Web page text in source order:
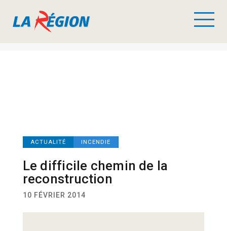
ACTUALITÉ INCENDIE
Le difficile chemin de la
reconstruction
10 FÉVRIER 2014